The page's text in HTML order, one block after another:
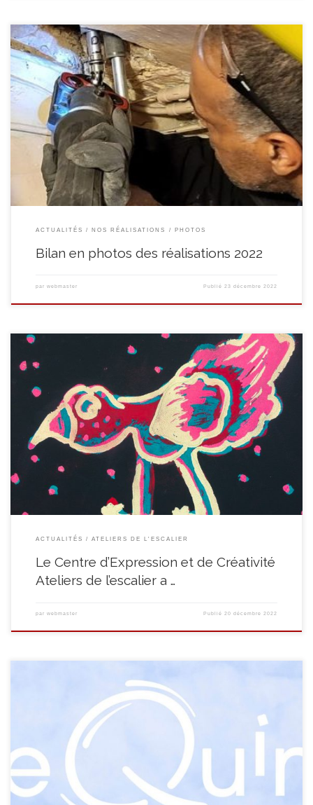
Rafraichir, construire, remettre à neuf : les filières de l’asbl Le Quinquet ont
cette année autant créé qu’appris à réparer ou à améliorer ce qui existe
déjà. L’arrivée de Didier, conseiller et expert technique mis à disposition par
le CPAS de Soignies, a permis en quelques mois de dresser un […]
ACTUALITÉS NOS RÉALISATIONS PHOTOS
Bilan en photos des réalisations 2022
par webmaster Publié23 décembre 2022
Nous avons besoin de votre soutien. Après 15 années de bons et loyaux
services, le module de jeux installé sur le site du Quinquet et sur lequel ont
évolué des centaines d’enfants âgés de 6 à 12 ans, dont les vôtres sans
doute, a décidé de tirer sa référence en […]
ACTUALITÉS ATELIERS DE L'ESCALIER
Le Centre d’Expression et de Créativité
Ateliers de l’escalier a …
par webmaster Publié20 décembre 2022
Nous la concoctons depuis un petit temps…Notre nouvelle identité
graphique est enfin là ! Après plus de 30 ans, Le Quinquet fait peau neuve
et repense son image. Tout en gardant le symbole de la spirale, qui illustre
notre volonté de sortir nos publics du cercle de l’exclusion sociale,
culturelle et […]